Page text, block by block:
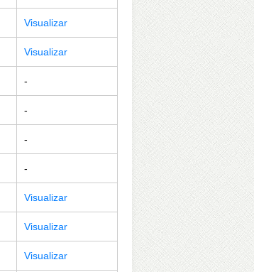
Visualizar
Visualizar
-
-
-
-
Visualizar
Visualizar
Visualizar